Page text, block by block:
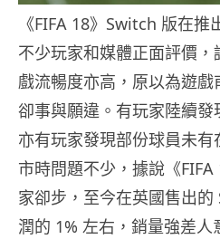
《FIFA 18》Switch 版在
不少玩家和媒體正面評價
戲流暢度亦高，原以為遊
卻事與願違。有玩家陸續發
亦有玩家發現部份球員未
市時問題不少，據說《
家卻步，至今在英國售出
潤的 1% 左右，銷量強差人